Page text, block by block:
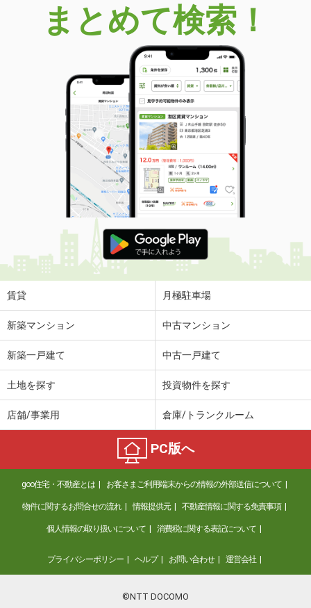
まとめて検索！
賃貸 月極駐車場
新築マンション 中古マンション
新築一戸建て 中古一戸建て
土地を探す 投資物件を探す
店舗/事業用 倉庫/トランクルーム
PC版へ
goo住宅・不動産とは お客さまご利用端末からの情報の外部送信について
物件に関するお問合せの流れ 情報提供元 不動産情報に関する免責事項
個人情報の取り扱いについて 消費税に関する表記について
プライバシーポリシー ヘルプ お問い合わせ 運営会社
©NTT DOCOMO